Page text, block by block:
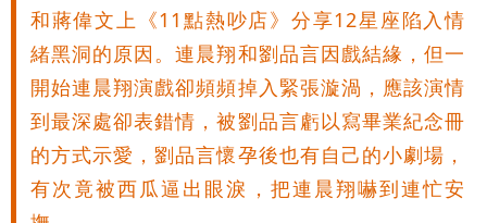
和蔣偉文上《11點熱吵店》分享12星座陷入情
緒黑洞的原因。連晨翔和劉品言因戲結緣，但一
開始連晨翔演戲卻頻頻掉入緊張漩渦，應該演情
到最深處卻表錯情，被劉品言虧以寫畢業紀念冊
的方式示愛，劉品言懷孕後也有自己的小劇場，
有次竟被西瓜逼出眼淚，把連晨翔嚇到連忙安